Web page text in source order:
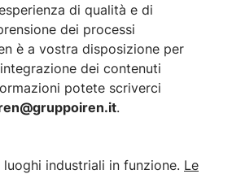
di qualità e di
dei processi
è a vostra disposizione per
dei contenuti
potete scriverci
.
industriali in funzione. Le